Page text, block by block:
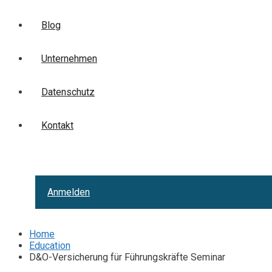
Blog
Unternehmen
Datenschutz
Kontakt
Anmelden
Home
Education
D&O-Versicherung für Führungskräfte Seminar